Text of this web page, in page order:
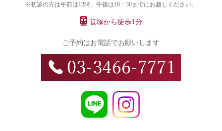
※初診の方は午前は12時、午後は18：30までにお越しください。
笹塚から徒歩1分
ご予約はお電話でお願いします